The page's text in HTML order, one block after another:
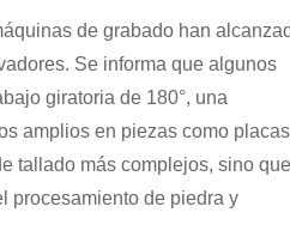
de grabado han
Se informa que algunos
giratoria de 180°, una
amplios en piezas como placas
tallado más complejos, sino que
procesamiento de piedra y